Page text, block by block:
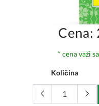
Cena:
* cena važi
Količina